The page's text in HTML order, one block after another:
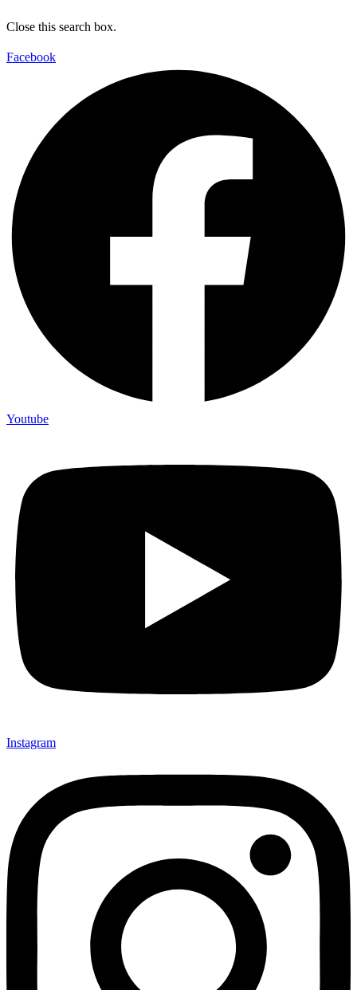
Close this search box.
Facebook
Youtube
Instagram